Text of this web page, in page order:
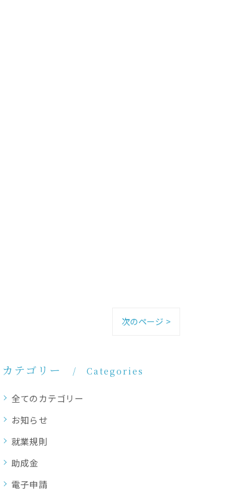
次のページ >
カテゴリー Categories
全てのカテゴリー
お知らせ
就業規則
助成金
電子申請